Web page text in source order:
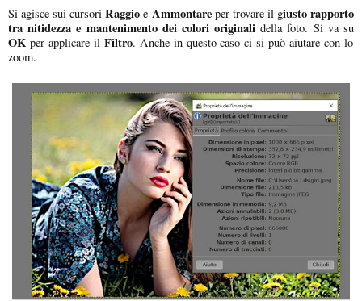
Si agisce sui cursoriRaggioe Ammontareper trovare il giusto rapporto
tra nitidezza e mantenimento dei colori originali della foto. Si va su
OK per applicare ilFiltro. Anche in questo caso ci si può aiutare con lo
zoom.